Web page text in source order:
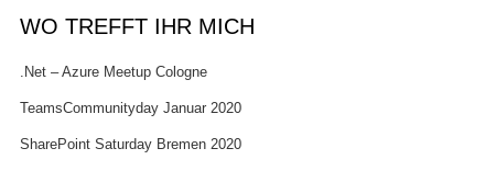
WO TREFFT IHR MICH
.Net – Azure Meetup Cologne
TeamsCommunityday Januar 2020
SharePoint Saturday Bremen 2020